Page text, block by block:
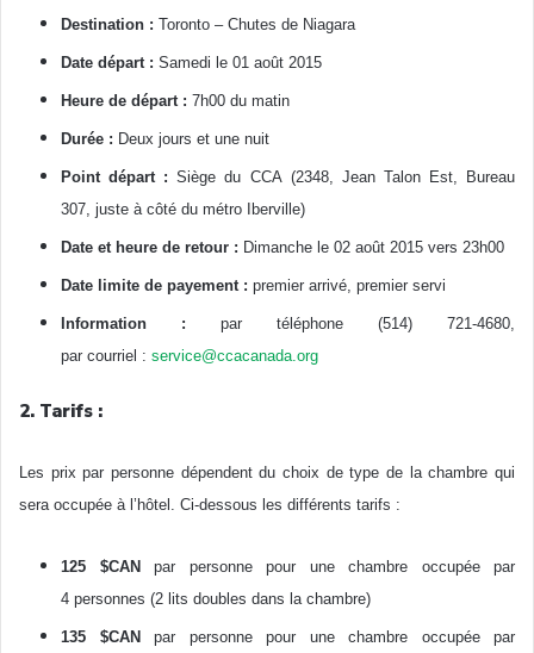
Destination : Toronto – Chutes de Niagara
Date départ : Samedi le 01 août 2015
Heure de départ : 7h00 du matin
Durée : Deux jours et une nuit
Point départ : Siège du CCA (2348, Jean Talon Est, Bureau
307, juste à côté du métro Iberville)
Date et heure de retour : Dimanche le 02 août 2015 vers 23h00
Date limite de payement : premier arrivé, premier servi
Information : par téléphone (514) 721-4680
par courriel : service@ccacanada.org
2. Tarifs :
Les prix par personne dépendent du choix de type de la chambre qui
sera occupée à l’hôtel. Ci-dessous les différents tarifs :
125 $CANpar personne pour une chambre occupée par
4 personnes (2 lits doubles dans la chambre)
135 $CANpar personne pour une chambre occupée par